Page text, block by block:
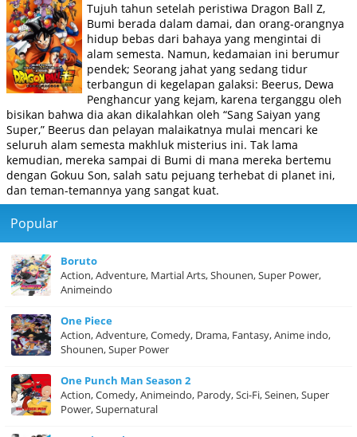
Tujuh tahun setelah peristiwa Dragon Ball Z,
Bumi berada dalam damai, dan orang-orangnya
hidup bebas dari bahaya yang mengintai di
alam semesta. Namun, kedamaian ini berumur
pendek; Seorang jahat yang sedang tidur
terbangun di kegelapan galaksi: Beerus, Dewa
Penghancur yang kejam, karena terganggu oleh
bisikan bahwa dia akan dikalahkan oleh “Sang Saiyan yang
Super,” Beerus dan pelayan malaikatnya mulai mencari ke
seluruh alam semesta makhluk misterius ini. Tak lama
kemudian, mereka sampai di Bumi di mana mereka bertemu
dengan Gokuu Son, salah satu pejuang terhebat di planet ini,
dan teman-temannya yang sangat kuat.
Popular
Boruto
Action, Adventure, Martial Arts, Shounen, Super Power,
Animeindo
One Piece
Action, Adventure, Comedy, Drama, Fantasy, Anime indo,
Shounen, Super Power
One Punch Man Season 2
Action, Comedy, Animeindo, Parody, Sci-Fi, Seinen, Super
Power, Supernatural